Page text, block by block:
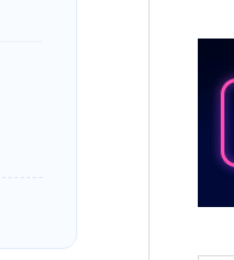
년 워싱턴서 첫 '국제보훈컨
싱가포르 도시철도 전력망 구
산 돌려차기' 부적절 발언 논